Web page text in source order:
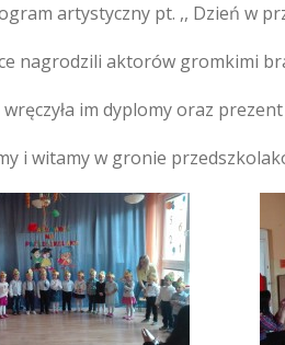
artystyczny pt. ,, Dzień w
nagrodzili aktorów gromkimi
im dyplomy oraz
i witamy w gronie